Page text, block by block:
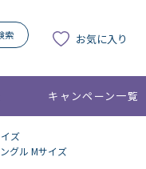
索 お気に入り
キャンペーン一覧
ズ
グル Mサイズ